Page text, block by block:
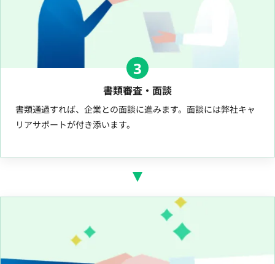
3
書類審査・面談
書類通過すれば、企業との面談に進みます。面談には弊社キャ
リアサポートが付き添います。